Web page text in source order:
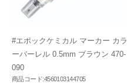
#エポックケミカル マーカー カラ
ーバーレル 0.5mm ブラウン 470-
090
商品コード:4560103144705